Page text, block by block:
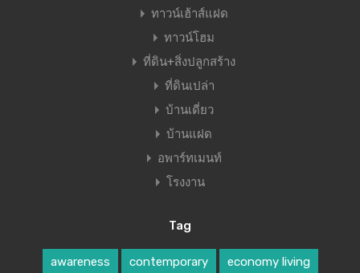
ทาวน์เฮ้าส์แฝด
ทาวน์โฮม
ที่ดิน+สิ่งปลูกสร้าง
ที่ดินเปล่า
บ้านเดี่ยว
บ้านแฝด
อพาร์ทเมนท์
โรงงาน
Tag
awareness contemporary economy living